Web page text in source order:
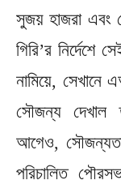
সুজয় হাজরা এবং
গিরি’র নির্দেশে
নামিয়ে, সেখানে
সৌজন্য
আগেও,
পরিচালিত